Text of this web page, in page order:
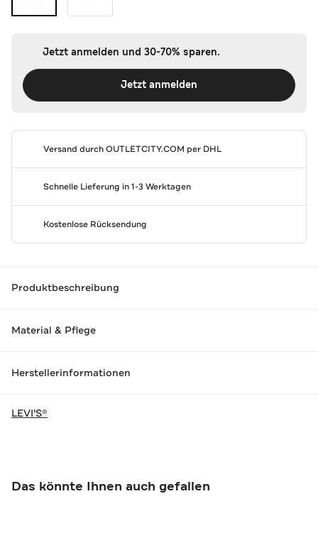
Jetzt anmelden und 30-70% sparen.
Jetzt anmelden
Versand durchOUTLETCITY.COM per DHL
Schnelle Lieferung in 1-3 Werktagen
Kostenlose Rücksendung
Produktbeschreibung
Material & Pflege
Herstellerinformationen
LEVI'S®
Das könnte Ihnen auch gefallen